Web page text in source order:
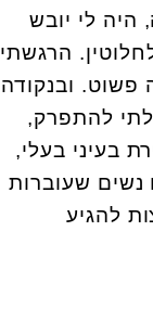
היה לי יובש
הרגשתי
פשוט. ובנקודה
להתפרק,
בעיני בעלי,
נשים שעוברות
להגיע